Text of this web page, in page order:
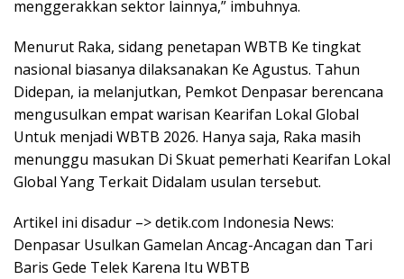
menggerakkan sektor lainnya,” imbuhnya.
Menurut Raka, sidang penetapan WBTB Ke tingkat
nasional biasanya dilaksanakan Ke Agustus. Tahun
Didepan, ia melanjutkan, Pemkot Denpasar berencana
mengusulkan empat warisan Kearifan Lokal Global
Untuk menjadi WBTB 2026. Hanya saja, Raka masih
menunggu masukan Di Skuat pemerhati Kearifan Lokal
Global Yang Terkait Didalam usulan tersebut.
Artikel ini disadur –> detik.com Indonesia News:
Denpasar Usulkan Gamelan Ancag-Ancagan dan Tari
Baris Gede Telek Karena Itu WBTB